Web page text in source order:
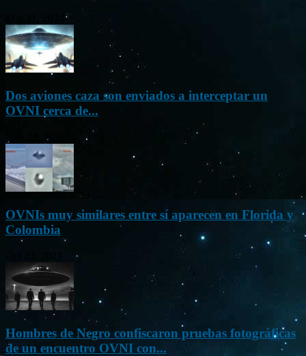
Dos aviones caza son enviados a interceptar un
OVNI cerca de...
Nov 22, 2023
OVNIs muy similares entre sí aparecen en Florida y
Colombia
Oct 23, 2023
Hombres de Negro confiscaron pruebas fotográficas
de un encuentro OVNI con...